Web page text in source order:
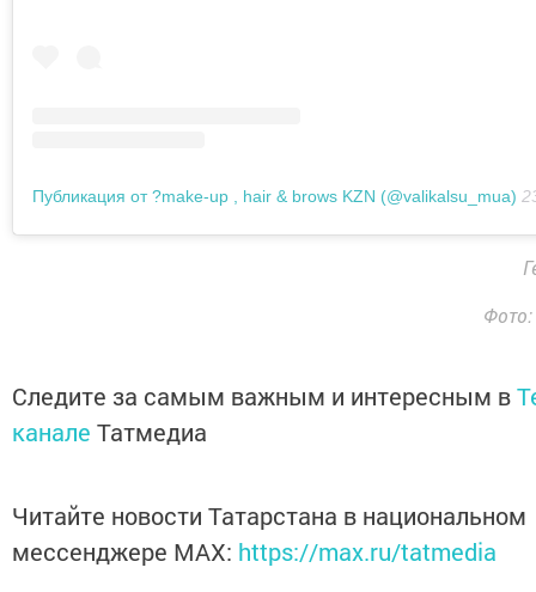
Публикация от ?make-up , hair & brows KZN (@valikalsu_mua) 23
Фото:
Следите за самым важным и интересным в
канале Татмедиа
Читайте новости Татарстана в национальном
мессенджере MАХ: https://max.ru/tatmedia